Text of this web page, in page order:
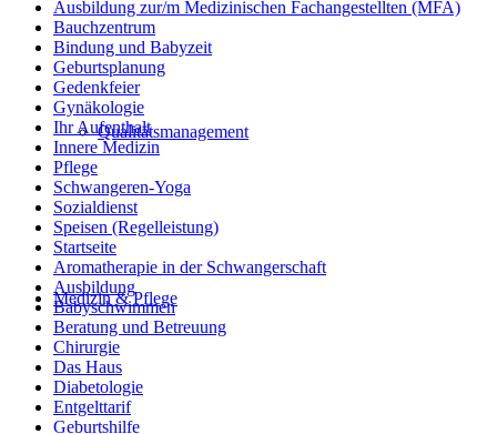
Qualitätsmanagement
Medizin & Pflege
Ausbildung zur/m Medizinischen Fachangestellten (MFA)
Bauchzentrum
Bindung und Babyzeit
Geburtsplanung
Gedenkfeier
Gynäkologie
Ihr Aufenthalt
Innere Medizin
Pflege
Schwangeren-Yoga
Sozialdienst
Speisen (Regelleistung)
Startseite
Aromatherapie in der Schwangerschaft
Ausbildung
Babyschwimmen
Beratung und Betreuung
Chirurgie
Das Haus
Diabetologie
Entgelttarif
Geburtshilfe